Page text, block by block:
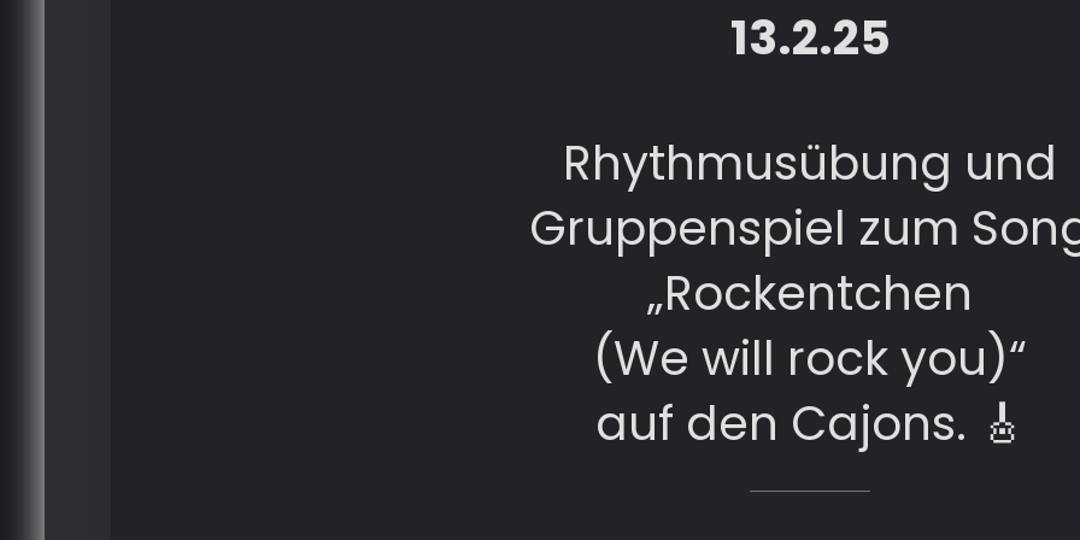
13.2.25
Rhythmusübung und
Gruppenspiel zum
„Rockentchen
(We will rock you)“
auf den Cajons. 🎸